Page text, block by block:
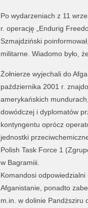
Po wydarzeniach z 11
r. operację „Endurig
Szmajdziński
militarne. Wiadomo było,
Żołnierze wyjechali do
października 2001 r.
amerykańskich
dowódczej i dyplomatów
kontyngentu oprócz
jednostki
Polish Task Force 1
w Bagramiii.
Komandosi
Afganistanie, ponadto
m.in. w dolinie Pandższiru